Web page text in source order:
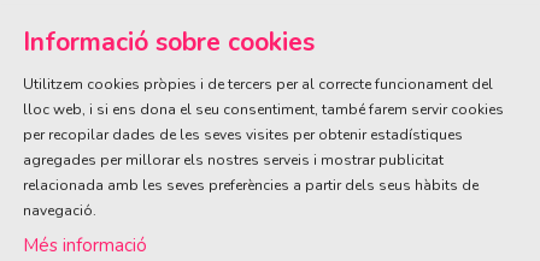
ÀREA DE CULTURA
Olivareta, 38 · T. 972 83 00 05cultura@llagostera.cat
Sitemap
Informació sobre cookies
Utilitzem cookies pròpies i de tercers per al correcte funcionament del
lloc web, i si ens dona el seu consentiment, també farem servir cookies
per recopilar dades de les seves visites per obtenir estadístiques
agregades per millorar els nostres serveis i mostrar publicitat
relacionada amb les seves preferències a partir dels seus hàbits de
navegació.
Més informació